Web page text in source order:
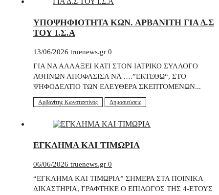
ΥΠΟΨΗΦΙΟΤΗΤΑ ΚΩΝ. ΑΡΒΑΝΙΤΗ ΓΙΑ Δ.Σ
ΤΟΥ Ι.Σ.Α
13/06/2026 truenews.gr 0
ΓΙΑ ΝΑ ΑΛΛΑΞΕΙ ΚΑΤΙ ΣΤΟΝ ΙΑΤΡΙΚΟ ΣΥΛΛΟΓΟ
ΑΘΗΝΩΝ ΑΠΟΦΑΣΙΣΑ ΝΑ ….”ΕΚΤΕΘΩ“, ΣΤΟ
ΨΗΦΟΔΕΛΤΙΟ ΤΩΝ ΕΛΕΥΘΕΡΑ ΣΚΕΠΤΟΜΕΝΩΝ...
Αρβανίτης Κωνσταντίνος Δημοσιεύσεις
ΕΓΚΛΗΜΑ ΚΑΙ ΤΙΜΩΡΙΑ
06/06/2026 truenews.gr 0
“ΕΓΚΛΗΜΑ ΚΑΙ ΤΙΜΩΡΙΑ” ΣΗΜΕΡΑ ΣΤΑ ΠΟΙΝΙΚΑ
ΔΙΚΑΣΤΗΡΙΑ, ΓΡΑΦΤΗΚΕ Ο ΕΠΙΛΟΓΟΣ ΤΗΣ 4-ΕΤΟΥΣ